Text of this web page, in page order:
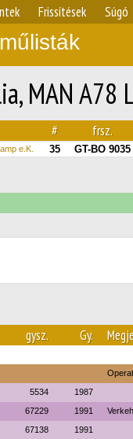
Frissítések Súgó
MAN
# frsz.
e.K. 35 GT-BO 9035
gysz. Gy.
5534 1987
67229 1991
67138 1991